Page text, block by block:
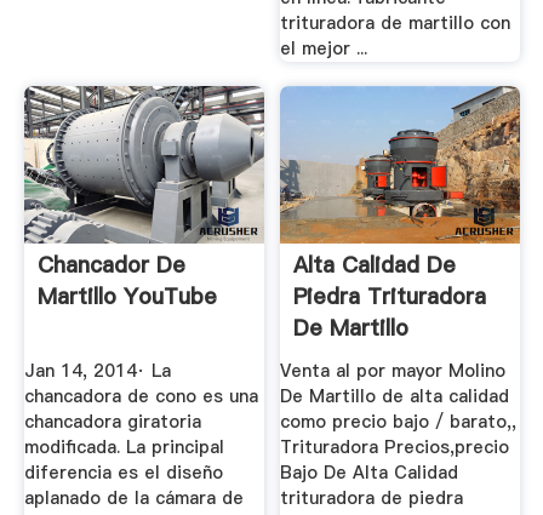
trituradora de martillo con
el mejor ...
Chancador De
Martillo YouTube
Jan 14, 2014· La
chancadora de cono es una
chancadora giratoria
modificada. La principal
diferencia es el diseño
aplanado de la cámara de
Alta Calidad De
Piedra Trituradora
De Martillo
Venta al por mayor Molino
De Martillo de alta calidad
como precio bajo / barato,,
Trituradora Precios,precio
Bajo De Alta Calidad
trituradora de piedra